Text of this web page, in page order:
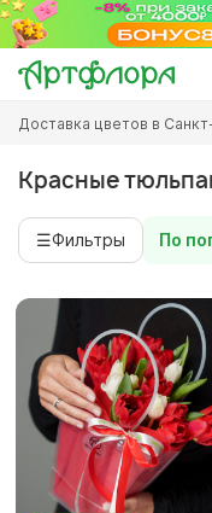
Перейти
основному
содержанию
Вы
здесь
Доставка цветов в
Красные
☰Фильтры По